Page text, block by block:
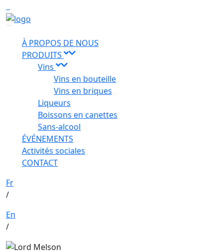
À PROPOS DE NOUS
PRODUITS
Vins
Vins en bouteille
Vins en briques
Liqueurs
Boissons en canettes
Sans-alcool
ÉVÉNEMENTS
Activités sociales
CONTACT
Fr
/
En
/